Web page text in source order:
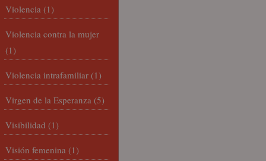
Violencia (1)
Violencia contra la mujer
(1)
Violencia intrafamiliar (1)
Virgen de la Esperanza (5)
Visibilidad (1)
Visión femenina (1)